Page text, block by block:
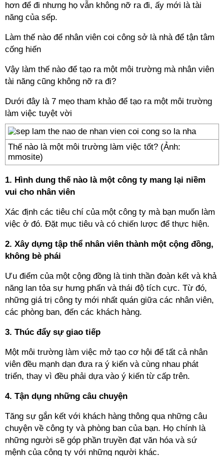
hơn để đi nhưng họ vẫn không nỡ ra đi, ấy mới là tài
năng của sếp.
Làm thế nào để nhân viên coi công sở là nhà để tận tâm
cống hiến
Vậy làm thế nào để tạo ra một môi trường mà nhân viên
tài năng cũng không nỡ ra đi?
Dưới đây là 7 mẹo tham khảo để tạo ra một môi trường
làm việc tuyệt vời
Thế nào là một môi trường làm việc tốt? (Ảnh:
mmosite)
1. Hình dung thế nào là một công ty mang lại niềm
vui cho nhân viên
Xác định các tiêu chí của một công ty mà bạn muốn làm
việc ở đó. Đặt mục tiêu và có chiến lược để thực hiện.
2. Xây dựng tập thể nhân viên thành một cộng đồng,
không bè phái
Ưu điểm của một cộng đồng là tinh thần đoàn kết và khả
năng lan tỏa sự hưng phấn và thái độ tích cực. Từ đó,
những giá trị công ty mới nhất quán giữa các nhân viên,
các phòng ban, đến các khách hàng.
3. Thúc đẩy sự giao tiếp
Một môi trường làm việc mở tạo cơ hội để tất cả nhân
viên đều mạnh dạn đưa ra ý kiến và cùng nhau phát
triển, thay vì đều phải dựa vào ý kiến từ cấp trên.
4. Tận dụng những câu chuyện
Tăng sự gắn kết với khách hàng thông qua những câu
chuyện về công ty và phòng ban của bạn. Họ chính là
những người sẽ góp phần truyền đạt văn hóa và sứ
mệnh của công ty với những người khác.